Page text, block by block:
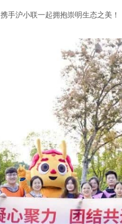
携手沪小联一起拥抱崇明生态之美！